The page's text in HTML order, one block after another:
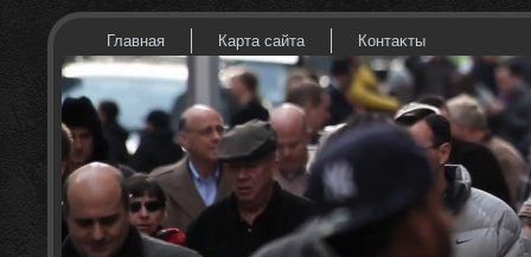
Главная Карта сайта Контаκты